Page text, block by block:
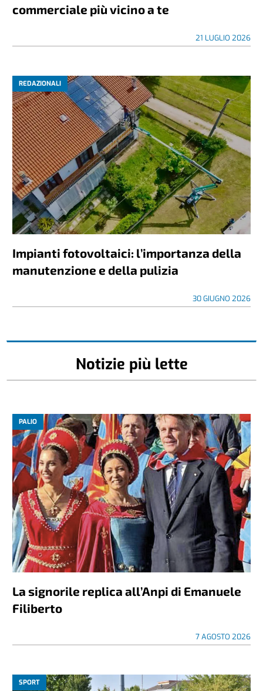
commerciale più vicino a te
21 LUGLIO 2026
REDAZIONALI
Impianti fotovoltaici: l’importanza della
manutenzione e della pulizia
30 GIUGNO 2026
Notizie più lette
PALIO
La signorile replica all’Anpi di Emanuele
Filiberto
7 AGOSTO 2026
SPORT